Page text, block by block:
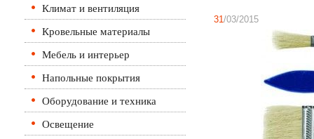
Климат и вентиляция
Кровельные материалы
Мебель и интерьер
Напольные покрытия
Оборудование и техника
Освещение
31/03/2015